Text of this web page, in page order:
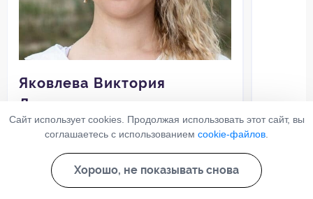
Яковлева Виктория
Данииловна
Психиатр-нарколог
Сайт использует cookies. Продолжая использовать этот сайт, вы
соглашаетесь с использованием cookie-файлов
Хорошо, не показывать снова